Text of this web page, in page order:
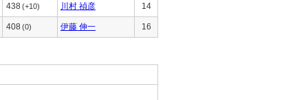
438(+10) 川村 禎彦 14
408 (0) 伊藤 伸一 16